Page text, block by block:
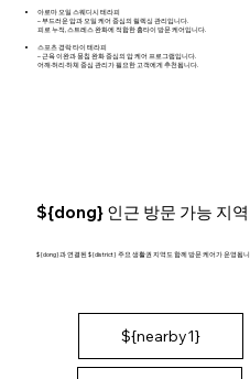
아로마 오일 스웨디시 테라피
– 부드러운 압과 오일 케어 중심의 릴렉싱 관리입니다.
피로 누적, 스트레스 완화에 적합한 홈타이 방문 케어입니다.
스포츠 경락 타이 테라피
– 근육 이완과 뭉침 완화 중심의 압 케어 프로그램입니다.
어깨·허리·하체 중심 관리가 필요한 고객에게 추천됩니다.
${dong} 인근 방문 가능 지역
${dong}과 연결된 ${district} 주요 생활권 지역도 함께 방문 케어가 운영됩니
${nearby1}